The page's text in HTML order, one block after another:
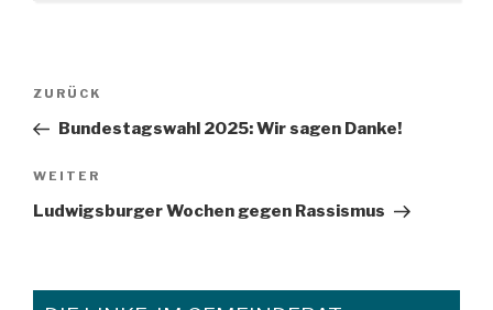
Beitragsnavigation
Vorheriger
Beitrag
ZURÜCK
Bundestagswahl 2025: Wir sagen Danke!
Nächster
Beitrag
WEITER
Ludwigsburger Wochen gegen Rassismus